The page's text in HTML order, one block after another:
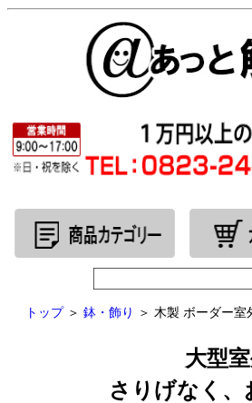
トップ＞ 鉢・飾り ＞ 木製 ボーダー室
大型
さりげなく